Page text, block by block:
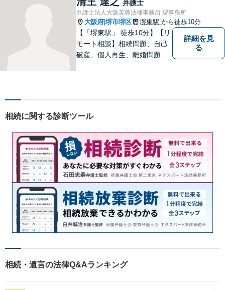
を活かし、迅速な解決を目指
します。【夜間土日祝可】
弁護士
弁護士法人大阪芙蓉法律事務所 堺事務所
大阪府 堺市堺区 堺東駅 から徒歩10分
【「堺東駅」 徒歩10分】【リ
モート相談】相続問題、自己
破産、個人再生、離婚問題な
イス致しますので、お気軽に
詳細を見
る
相続に関する診断ツール
相続・遺言の法律Q&Aランキング